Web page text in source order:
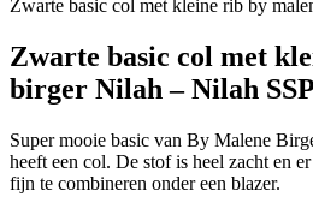
Zwarte basic col met kleine rib by
Zwarte basic col met
birger Nilah – Nilah SSP
Super mooie basic van By Malene
heeft een col. De stof is heel zacht en
fijn te combineren onder een blazer.